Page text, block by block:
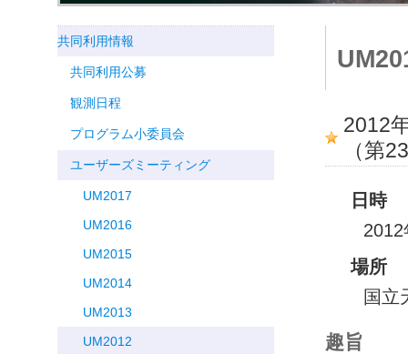
2012
（第
日時
場所
国立
趣旨
共同利用情報
共同利用公募
観測日程
プログラム小委員会
ユーザーズミーティング
UM2017
UM2016
UM2015
UM2014
UM2013
UM2012